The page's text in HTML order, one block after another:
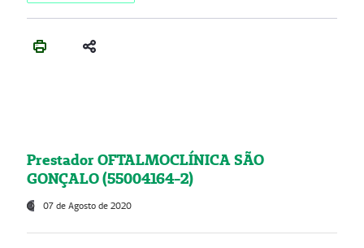
Prestador OFTALMOCLÍNICA SÃO
GONÇALO (55004164-2)
07 de Agosto de 2020